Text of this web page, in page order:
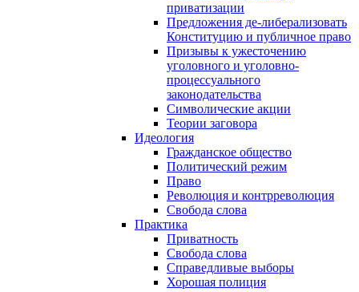
приватизации
Предложения де-либерализовать
Конституцию и публичное право
Призывы к ужесточению
уголовного и уголовно-
процессуального
законодательства
Символические акции
Теории заговора
Идеология
Гражданское общество
Политический режим
Право
Революция и контрреволюция
Свобода слова
Практика
Приватность
Свобода слова
Справедливые выборы
Хорошая полиция